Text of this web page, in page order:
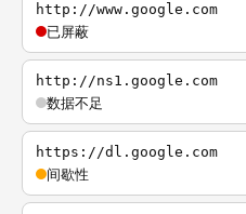
http://www.google.com
已屏蔽
http://ns1.google.com
数据不足
https://dl.google.com
间歇性